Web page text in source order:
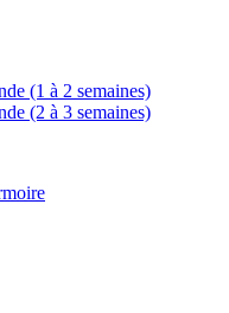
(1 à 2 semaines)
(2 à 3 semaines)